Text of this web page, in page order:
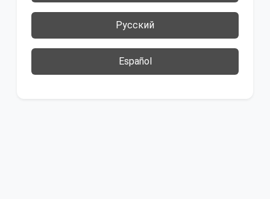
Русский
Español